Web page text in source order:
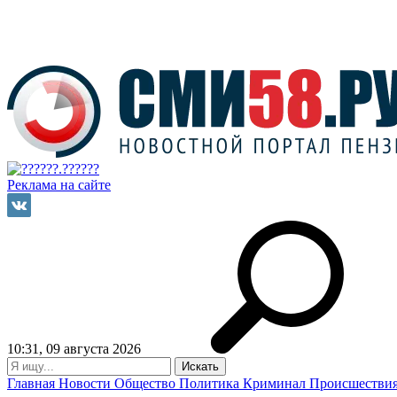
Реклама на сайте
10:31, 09 августа 2026
Главная Новости Общество Политика Криминал